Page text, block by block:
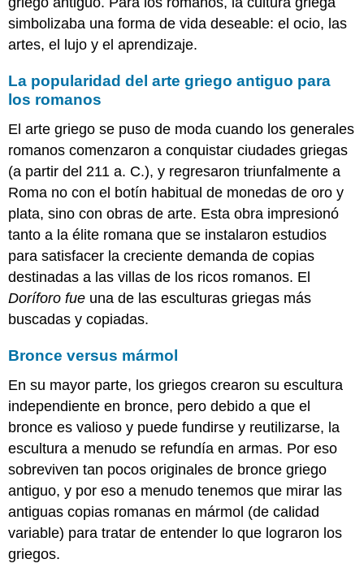
de
Nike
la
Acrópolis
Una
gema
iónica
Victoria
El
Partenón,
Atenas:
Una
conversación
El
Atenas
la
democracia
del
Partenón
Metope
de
mármol
del
Partenón
simbolizaba una forma de vida deseable: el ocio, las
artes, el lujo y el aprendizaje.
La popularidad del arte griego antiguo para
los romanos
El arte griego se puso de moda cuando los generales
romanos comenzaron a conquistar ciudades griegas
(a partir del 211 a. C.), y regresaron triunfalmente a
Roma no con el botín habitual de monedas de oro y
plata, sino con obras de arte. Esta obra impresionó
tanto a la élite romana que se instalaron estudios
para satisfacer la creciente demanda de copias
destinadas a las villas de los ricos romanos. El
Doríforo fue una de las esculturas griegas más
buscadas y copiadas.
Bronce versus mármol
En su mayor parte, los griegos crearon su escultura
independiente en bronce, pero debido a que el
bronce es valioso y puede fundirse y reutilizarse, la
escultura a menudo se refundía en armas. Por eso
sobreviven tan pocos originales de bronce griego
antiguo, y por eso a menudo tenemos que mirar las
antiguas copias romanas en mármol (de calidad
variable) para tratar de entender lo que lograron los
griegos.